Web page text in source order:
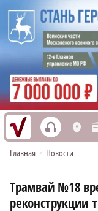
h L
Главная • Новости
Трамвай №18
реконструкции